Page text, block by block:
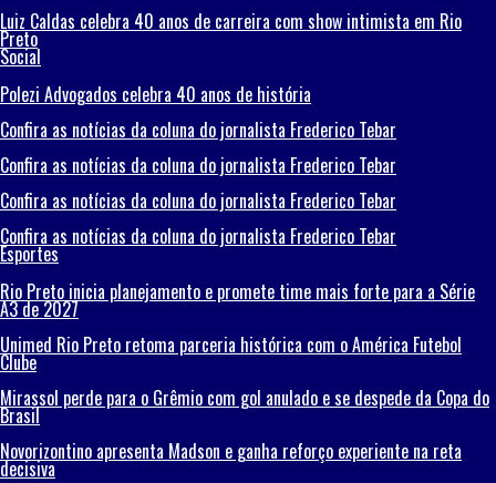
Luiz Caldas celebra 40 anos de carreira com show intimista em Rio
Preto
Social
Polezi Advogados celebra 40 anos de história
Confira as notícias da coluna do jornalista Frederico Tebar
Confira as notícias da coluna do jornalista Frederico Tebar
Confira as notícias da coluna do jornalista Frederico Tebar
Confira as notícias da coluna do jornalista Frederico Tebar
Esportes
Rio Preto inicia planejamento e promete time mais forte para a Série
A3 de 2027
Unimed Rio Preto retoma parceria histórica com o América Futebol
Clube
Mirassol perde para o Grêmio com gol anulado e se despede da Copa do
Brasil
Novorizontino apresenta Madson e ganha reforço experiente na reta
decisiva